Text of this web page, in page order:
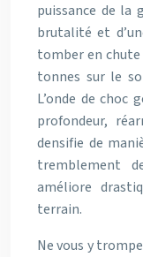
puissance de la
brutalité et
tomber en chute
tonnes sur le
L’onde de choc
profondeur,
densifie de
tremblement
améliore
terrain.
Ne vous y